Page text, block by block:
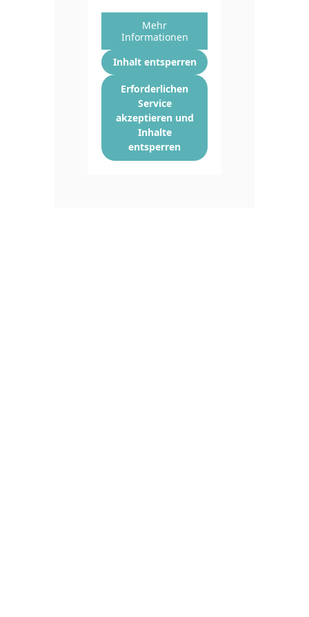
Mehr
Informationen
Inhalt entsperren
Erforderlichen
Service
akzeptieren und
Inhalte
entsperren